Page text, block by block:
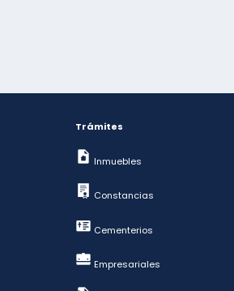
Trámites
Inmuebles
Constancias
Cementerios
Empresariales